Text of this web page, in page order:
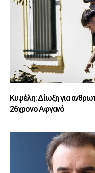
Κυψέλη: Δίωξη για
26χρονο Αφγανό